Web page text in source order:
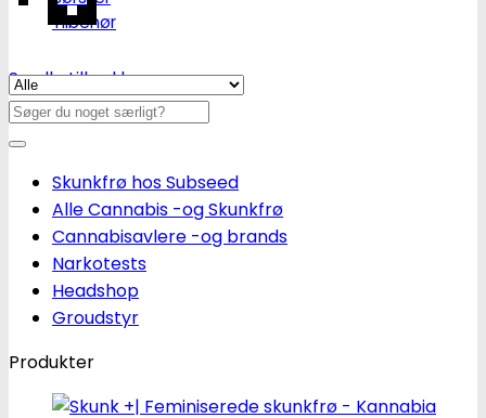
Tilbehør
Se alle tilbud her
Søg
efter:
Skunkfrø hos Subseed
Alle Cannabis -og Skunkfrø
Cannabisavlere -og brands
Narkotests
Headshop
Groudstyr
Produkter